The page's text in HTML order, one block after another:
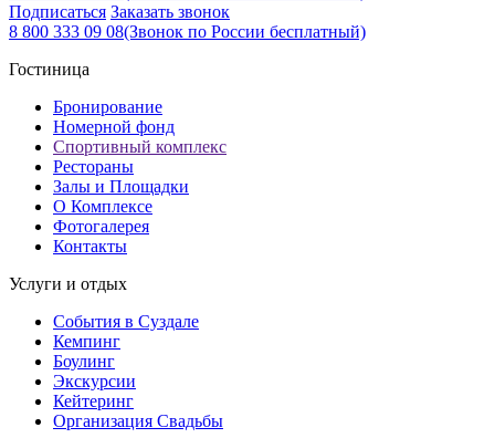
Подписаться Заказать звонок
8 800 333 09 08(Звонок по России бесплатный)
Гостиница
Бронирование
Номерной фонд
Спортивный комплекс
Рестораны
Залы и Площадки
О Комплексе
Фотогалерея
Контакты
Услуги и отдых
События в Суздале
Кемпинг
Боулинг
Экскурсии
Кейтеринг
Организация Cвадьбы